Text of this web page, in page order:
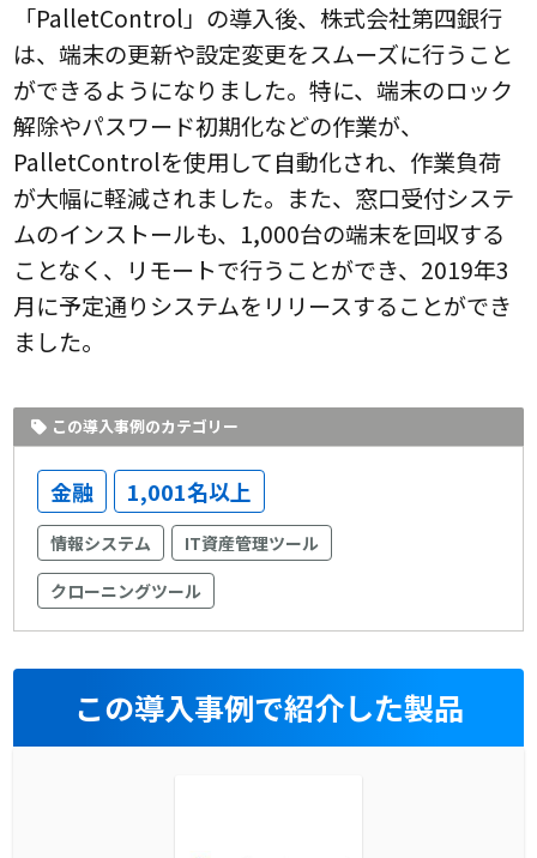
「PalletControl」の導入後、株式会社第四銀行
は、端末の更新や設定変更をスムーズに行うこと
ができるようになりました。特に、端末のロック
解除やパスワード初期化などの作業が、
PalletControlを使用して自動化され、作業負荷
が大幅に軽減されました。また、窓口受付システ
ムのインストールも、1,000台の端末を回収する
ことなく、リモートで行うことができ、2019年3
月に予定通りシステムをリリースすることができ
ました。
この導入事例のカテゴリー
金融 1,001名以上
情報システム
IT資産管理ツール
クローニングツール
この導入事例で紹介した製品